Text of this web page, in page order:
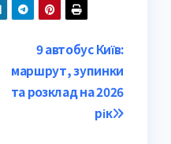
9 автобус Київ:
маршрут, зупинки
та розклад на 2026
рік